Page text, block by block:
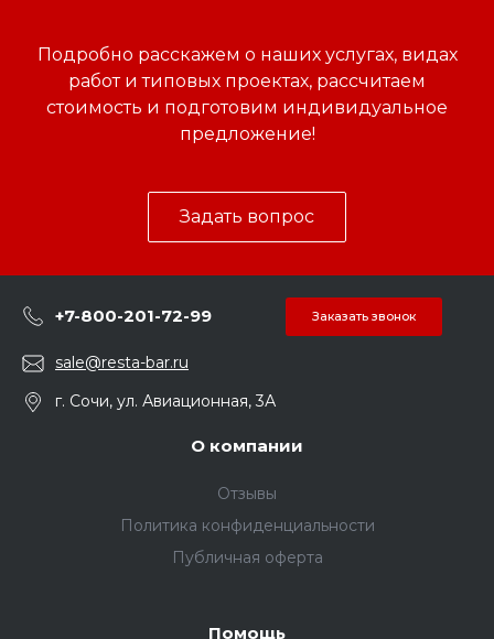
Подробно расскажем о наших услугах, видах
работ и типовых проектах, рассчитаем
стоимость и подготовим индивидуальное
предложение!
Задать вопрос
+7-800-201-72-99 Заказать звонок
sale@resta-bar.ru
г. Сочи, ул. Авиационная, 3А
О компании
Отзывы
Политика конфиденциальности
Публичная оферта
Помощь